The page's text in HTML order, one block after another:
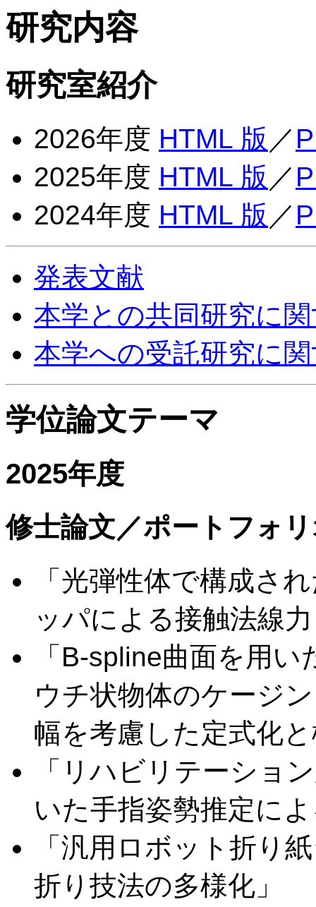
研究内容
研究室紹介
2026年度 HTML 版 ／
2025年度 HTML 版 ／
2024年度 HTML 版 ／
発表文献
本学との共同研究に
本学への受託研究に
学位論文テーマ
2025年度
修士論文／ポートフォ
「光弾性体で構成さ
ッパによる接触法線
「B-spline曲面を用
ウチ状物体のケージ
幅を考慮した定式化
「リハビリテーショ
いた手指姿勢推定に
「汎用ロボット折り
折り技法の多様化」